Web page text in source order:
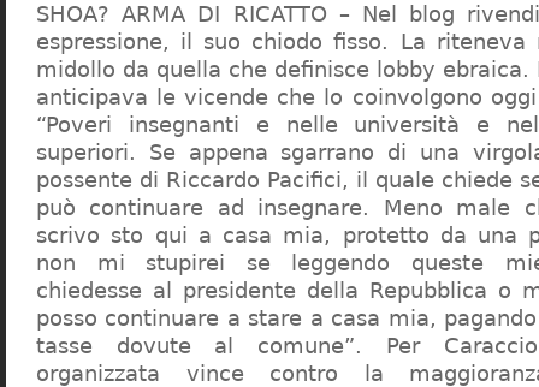
SHOA? ARMA DI RICATTO – Nel blog
espressione, il suo chiodo fisso. La
midollo da quella che definisce lobby ebraica.
anticipava le vicende che lo coinvolgono
“Poveri insegnanti e nelle università e
superiori. Se appena sgarrano di una
possente di Riccardo Pacifici, il quale chiede
può continuare ad insegnare. Meno male
scrivo sto qui a casa mia, protetto da una
non mi stupirei se leggendo queste
chiedesse al presidente della Repubblica o
posso continuare a stare a casa mia,
tasse dovute al comune”. Per
organizzata vince contro la